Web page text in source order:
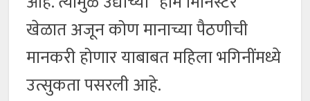
खेळात अजून कोण मानाच्या पैठणीची
मानकरी होणार याबाबत महिला भगिनींमध्ये
उत्सुकता पसरली आहे.